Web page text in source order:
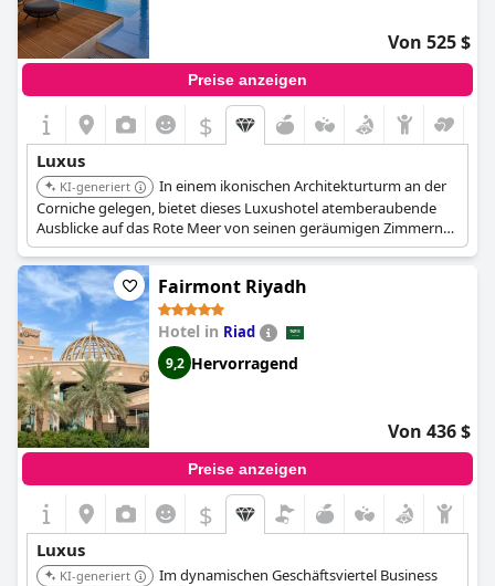
täglich Obstkörbe und Nüsse bereitgestellt. Es ist wahrlich ein
luxuriöser und ruhiger Ort zum Verweilen - ein Ort, der einem
König würdig ist!
Von 525 $
Preise anzeigen
$
Luxus
KI-generiert
In einem ikonischen Architekturturm an der
Corniche gelegen, bietet dieses Luxushotel atemberaubende
Ausblicke auf das Rote Meer von seinen geräumigen Zimmern
und Suiten. Es verfügt über umfangreiche
Wellnesseinrichtungen, darunter ein Spa, eine Sauna, einen
Whirlpool, ein Hamam und mehrere gehobene gastronomische
Einrichtungen.
Fairmont Riyadh
Hotel in Riad
9,2 Hervorragend
Von 436 $
Preise anzeigen
$
Luxus
KI-generiert
Im dynamischen Geschäftsviertel Business